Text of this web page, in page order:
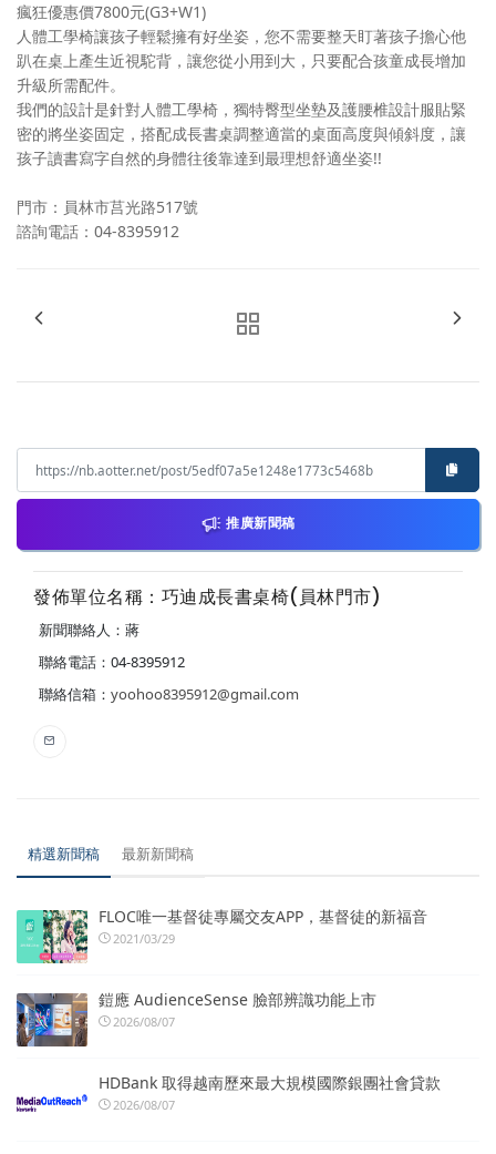
瘋狂優惠價7800元(G3+W1)
人體工學椅讓孩子輕鬆擁有好坐姿，您不需要整天盯著孩子擔心他
趴在桌上產生近視駝背，讓您從小用到大，只要配合孩童成長增加
升級所需配件。
我們的設計是針對人體工學椅，獨特臀型坐墊及護腰椎設計服貼緊
密的將坐姿固定，搭配成長書桌調整適當的桌面高度與傾斜度，讓
孩子讀書寫字自然的身體往後靠達到最理想舒適坐姿!!
門市：員林市莒光路517號
諮詢電話：04-8395912
推廣新聞稿
發佈單位名稱：巧迪成長書桌椅(員林門市)
新聞聯絡人：蔣
聯絡電話：04-8395912
聯絡信箱： yoohoo8395912@gmail.com
精選新聞稿 最新新聞稿
FLOC唯一基督徒專屬交友APP，基督徒的新福音
2021/03/29
鎧應 AudienceSense 臉部辨識功能上市
2026/08/07
HDBank 取得越南歷來最大規模國際銀團社會貸款
2026/08/07